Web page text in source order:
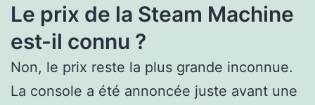
Le prix de la Steam Machine
est-il connu ?
Non, le prix reste la plus grande inconnue.
La console a été annoncée juste avant une